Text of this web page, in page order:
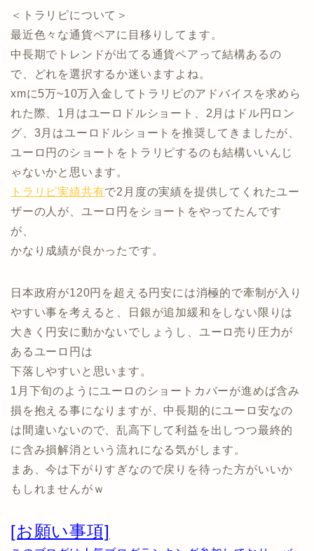
＜トラリピについて＞
最近色々な通貨ペアに目移りしてます。
中長期でトレンドが出てる通貨ペアって結構あるの
で、どれを選択するか迷いますよね。
xmに5万~10万入金してトラリピのアドバイスを求めら
れた際、1月はユーロドルショート、2月はドル円ロン
グ、3月はユーロドルショートを推奨してきましたが、
ユーロ円のショートをトラリピするのも結構いいんじ
ゃないかと思います。
トラリピ実績共有で2月度の実績を提供してくれたユー
ザーの人が、ユーロ円をショートをやってたんです
が、
かなり成績が良かったです。
日本政府が120円を超える円安には消極的で牽制が入り
やすい事を考えると、日銀が追加緩和をしない限りは
大きく円安に動かないでしょうし、ユーロ売り圧力が
あるユーロ円は
下落しやすいと思います。
1月下旬のようにユーロのショートカバーが進めば含み
損を抱える事になりますが、中長期的にユーロ安なの
は間違いないので、乱高下して利益を出しつつ最終的
に含み損解消という流れになる気がします。
まあ、今は下がりすぎなので戻りを待った方がいいか
もしれませんがｗ
[お願い事項]